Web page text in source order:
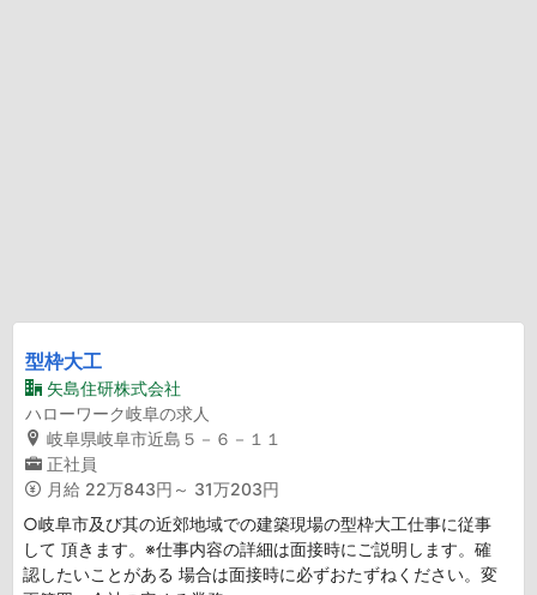
型枠大工
矢島住研株式会社
ハローワーク岐阜の求人
岐阜県岐阜市近島５－６－１１
正社員
月給 22万843円～ 31万203円
○岐阜市及び其の近郊地域での建築現場の型枠大工仕事に従事
して 頂きます。※仕事内容の詳細は面接時にご説明します。確
認したいことがある 場合は面接時に必ずおたずねください。変